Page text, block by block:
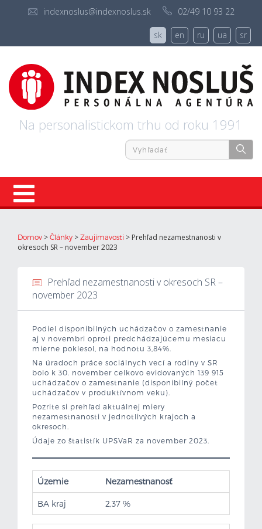
indexnoslus@indexnoslus.sk 02/49 10 93 22
sk en ru ua sr
Na personalistickom trhu od roku 1991
Mzdová kalkulačka
Vytvor si životopis
Uchádzači
Zamestnávatelia
Domov > Články > Zaujímavosti > Prehľad nezamestnanosti v
okresoch SR – november 2023
Prehľad nezamestnanosti v okresoch SR –
november 2023
Podiel disponibilných uchádzačov o zamestnanie
aj v novembri oproti predchádzajúcemu mesiacu
mierne poklesol, na hodnotu 3,84%.
Na úradoch práce sociálnych vecí a rodiny v SR
bolo k 30. november celkovo evidovaných 139 915
uchádzačov o zamestnanie (disponibilný počet
uchádzačov v produktívnom veku).
Pozrite si prehľad aktuálnej miery
nezamestnanosti v jednotlivých krajoch a
okresoch.
Údaje zo štatistík UPSVaR za november 2023.
Územie Nezamestnanosť
BA kraj 2,37 %